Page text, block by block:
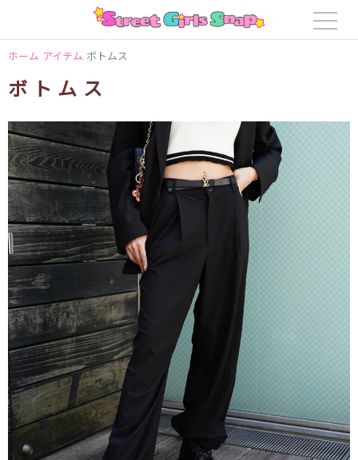
ホーム アイテム ボトムス
ボトムス